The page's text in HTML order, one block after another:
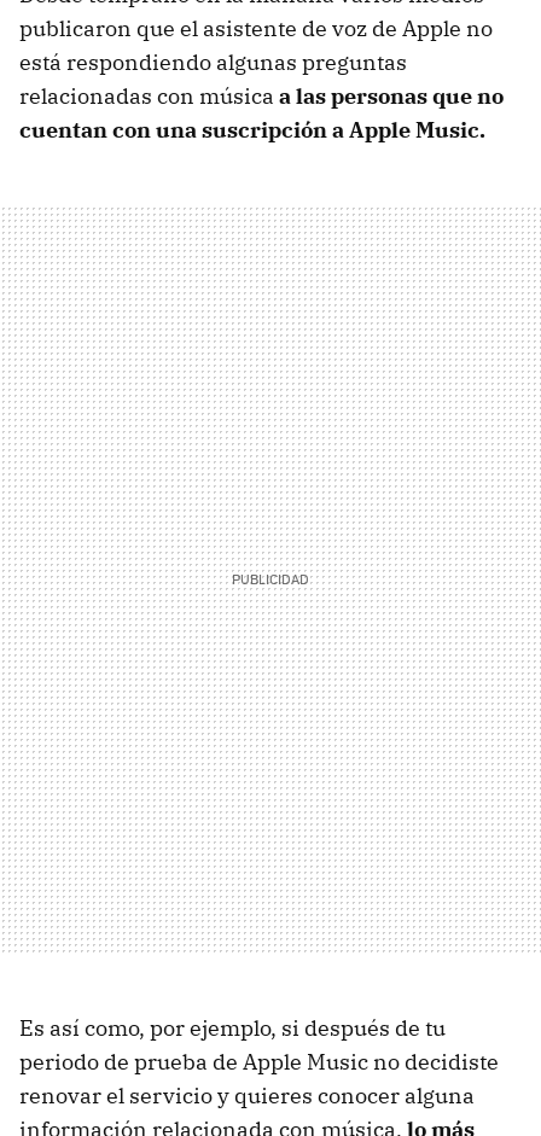
publicaron que el asistente de voz de Apple no
está respondiendo algunas preguntas
relacionadas con música a las personas que no
cuentan con una suscripción a Apple Music.
Es así como, por ejemplo, si después de tu
periodo de prueba de Apple Music no decidiste
renovar el servicio y quieres conocer alguna
información relacionada con música, lo más